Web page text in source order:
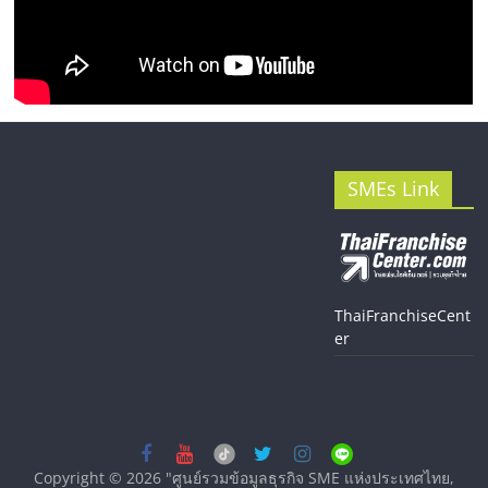
SMEs Link
ThaiFranchiseCent
er
Copyright © 2026 "ศูนย์รวมข้อมูลธุรกิจ SME แห่งประเทศไทย,